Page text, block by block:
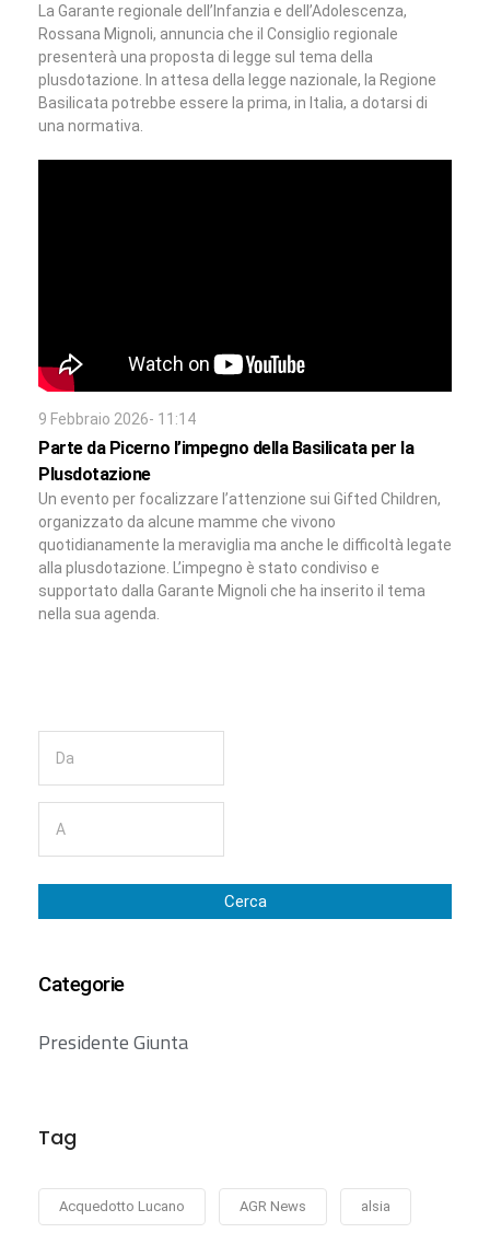
La Garante regionale dell’Infanzia e dell’Adolescenza,
Rossana Mignoli, annuncia che il Consiglio regionale
presenterà una proposta di legge sul tema della
plusdotazione. In attesa della legge nazionale, la Regione
Basilicata potrebbe essere la prima, in Italia, a dotarsi di
una normativa.
9 Febbraio 2026- 11:14
Parte da Picerno l’impegno della Basilicata per la
Plusdotazione
Un evento per focalizzare l’attenzione sui Gifted Children,
organizzato da alcune mamme che vivono
quotidianamente la meraviglia ma anche le difficoltà legate
alla plusdotazione. L’impegno è stato condiviso e
supportato dalla Garante Mignoli che ha inserito il tema
nella sua agenda.
Cerca
Categorie
Presidente Giunta
Tag
Acquedotto Lucano AGR News alsia